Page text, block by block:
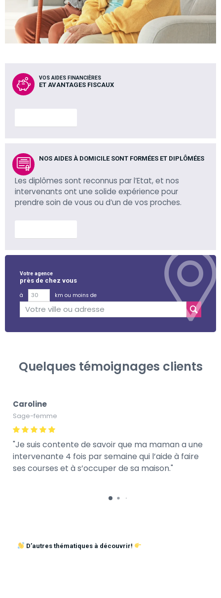
VOS AIDES FINANCIÈRES
ET AVANTAGES FISCAUX
NOS AIDES À DOMICILE SONT FORMÉES ET DIPLÔMÉES
Les diplômes sont reconnus par l’Etat, et nos
intervenants ont une solide expérience pour
prendre soin de vous ou d’un de vos proches.
Votre agence
près de chez vous
à
km ou moins de
Quelques témoignages clients
Caroline
Sage-femme
Je suis contente de savoir que ma maman a une
intervenante 4 fois par semaine qui l’aide à faire
ses courses et à s’occuper de sa maison.
D’autres thématiques à découvrir!